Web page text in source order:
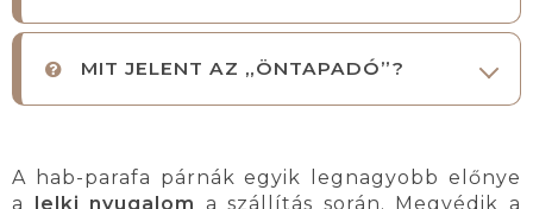
MIT JELENT AZ „ÖNTAPADÓ”?
A hab-parafa párnák egyik legnagyobb előnye
a
lelki nyugalom a szállítás során. Megvédik a